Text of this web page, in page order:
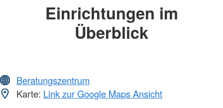
Einrichtungen im
Überblick
Beratungszentrum
Karte: Link zur Google Maps Ansicht